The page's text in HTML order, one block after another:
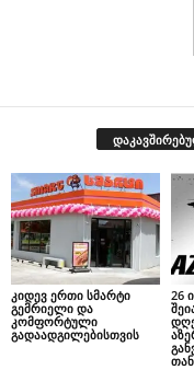
კიდევ ერთი სმარტი
გემრიელი და
კომფორტული
გადაადგილებისთვის
26